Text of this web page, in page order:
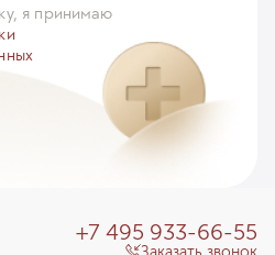
я принимаю
+7 495 933-66-55